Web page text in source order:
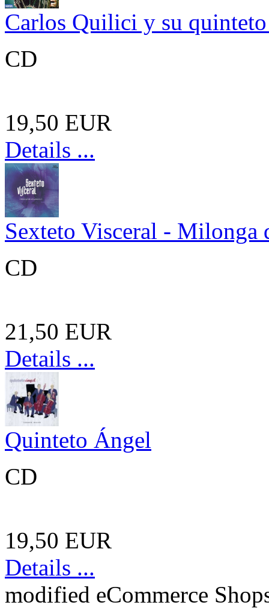
Carlos Quilici y su quinteto
CD
19,50 EUR
Details ...
Sexteto Visceral - Milonga
CD
21,50 EUR
Details ...
Quinteto Ángel
CD
19,50 EUR
Details ...
modified eCommerce